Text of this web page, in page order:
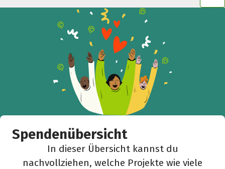
Spendenübersicht
In dieser Übersicht kannst du
nachvollziehen, welche Projekte wie viele